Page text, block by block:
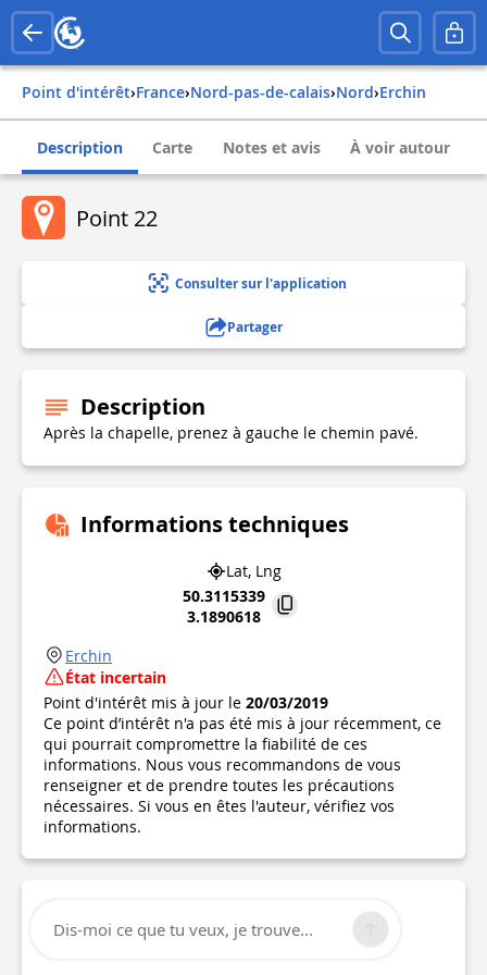
Point d'intérêt› france› nord-pas-de-calais› nord› erchin
Description Carte Notes et avis À voir autour
Point 22
Consulter sur l'application
Partager
Description
Après la chapelle, prenez à gauche le chemin pavé.
Informations techniques
Lat, Lng
50.3115339
3.1890618
Erchin
État incertain
Point d'intérêt mis à jour le 20/03/2019
Ce point d’intérêt n'a pas été mis à jour récemment, ce
qui pourrait compromettre la fiabilité de ces
informations. Nous vous recommandons de vous
renseigner et de prendre toutes les précautions
nécessaires. Si vous en êtes l'auteur, vérifiez vos
informations.
Dis-moi ce que tu veux, je trouve...